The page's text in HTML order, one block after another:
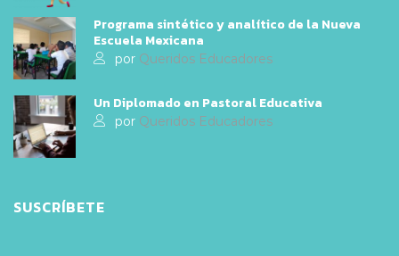
Programa sintético y analítico de la Nueva
Escuela Mexicana
por Queridos Educadores
Un Diplomado en Pastoral Educativa
por Queridos Educadores
SUSCRÍBETE